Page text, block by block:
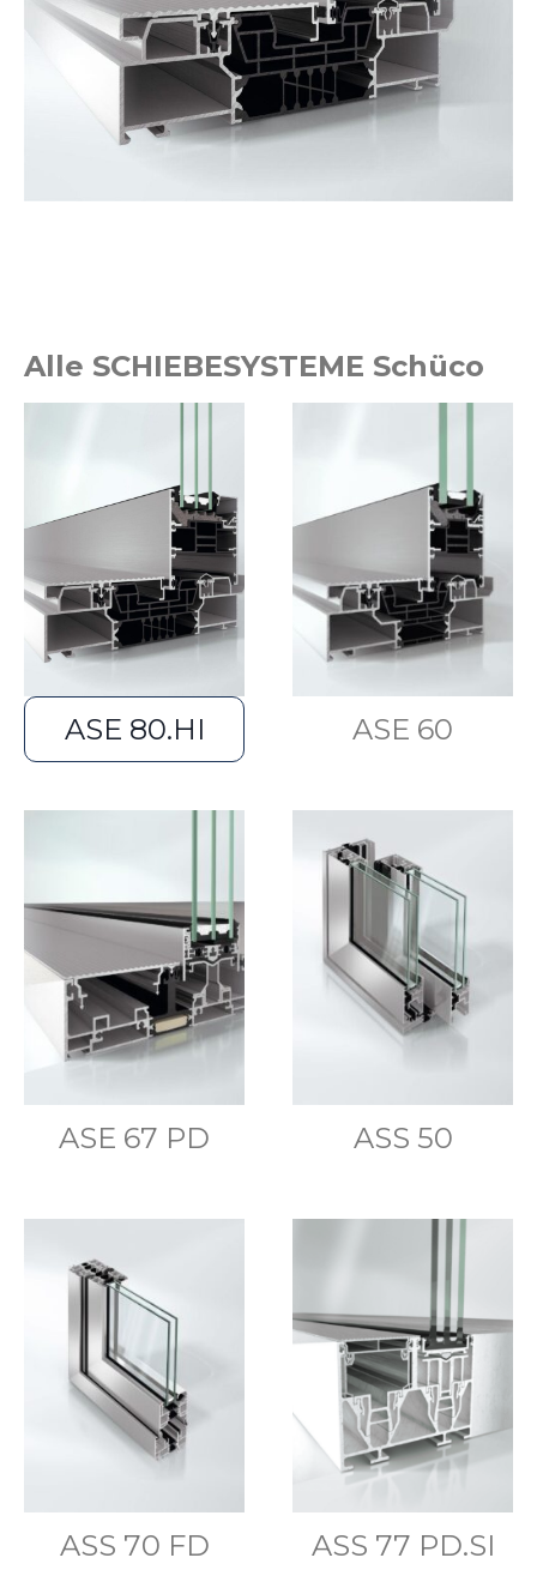
Alle SCHIEBESYSTEME Schüco
ASE 80.HI ASE 60
ASE 67 PD ASS 50
ASS 70 FD ASS 77 PD.SI